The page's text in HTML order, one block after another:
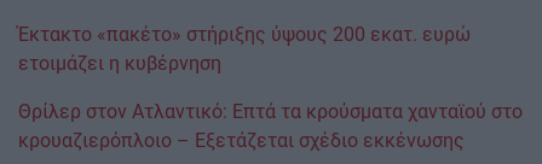
Έκτακτο «πακέτο» στήριξης ύψους 200 εκατ. ευρώ
ετοιμάζει η κυβέρνηση
Θρίλερ στον Ατλαντικό: Eπτά τα κρούσματα χανταϊού στο
κρουαζιερόπλοιο – Εξετάζεται σχέδιο εκκένωσης